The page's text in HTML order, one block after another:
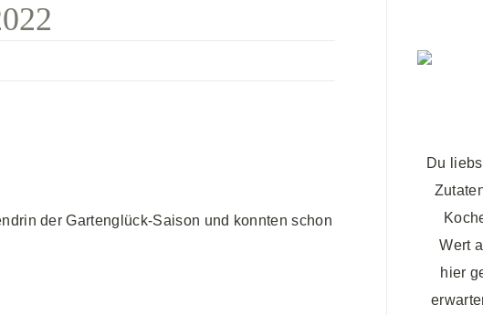
der Gartenglück-Saison und konnten schon
Du
Wert
hier